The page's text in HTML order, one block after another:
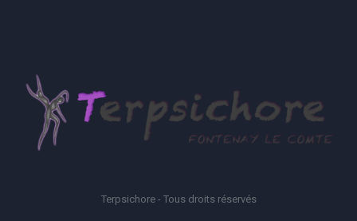
Terpsichore - Tous droits réservés